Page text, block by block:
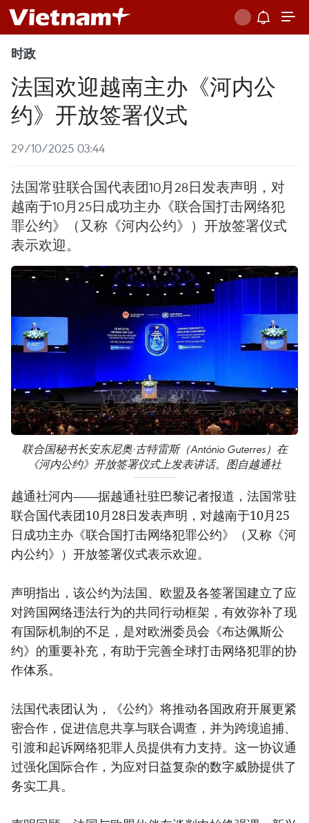
时政
法国欢迎越南主办《河内公
约》开放签署仪式
29/10/2025 03:44
法国常驻联合国代表团10月28日发表声明，对
越南于10月25日成功主办《联合国打击网络犯
罪公约》（又称《河内公约》）开放签署仪式
表示欢迎。
联合国秘书长安东尼奥·古特雷斯（António Guterres）在
《河内公约》开放签署仪式上发表讲话。图自越通社
越通社河内——据越通社驻巴黎记者报道，法国常驻
联合国代表团10月28日发表声明，对越南于10月25
日成功主办《联合国打击网络犯罪公约》（又称《河
内公约》）开放签署仪式表示欢迎。
声明指出，该公约为法国、欧盟及各签署国建立了应
对跨国网络违法行为的共同行动框架，有效弥补了现
有国际机制的不足，是对欧洲委员会《布达佩斯公
约》的重要补充，有助于完善全球打击网络犯罪的协
作体系。
法国代表团认为，《公约》将推动各国政府开展更紧
密合作，促进信息共享与联合调查，并为跨境追捕、
引渡和起诉网络犯罪人员提供有力支持。这一协议通
过强化国际合作，为应对日益复杂的数字威胁提供了
务实工具。